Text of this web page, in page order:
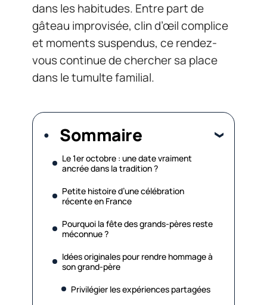
dans les habitudes. Entre part de
gâteau improvisée, clin d’œil complice
et moments suspendus, ce rendez-
vous continue de chercher sa place
dans le tumulte familial.
Sommaire
Le 1er octobre : une date vraiment
ancrée dans la tradition ?
Petite histoire d’une célébration
récente en France
Pourquoi la fête des grands-pères reste
méconnue ?
Idées originales pour rendre hommage à
son grand-père
Privilégier les expériences partagées